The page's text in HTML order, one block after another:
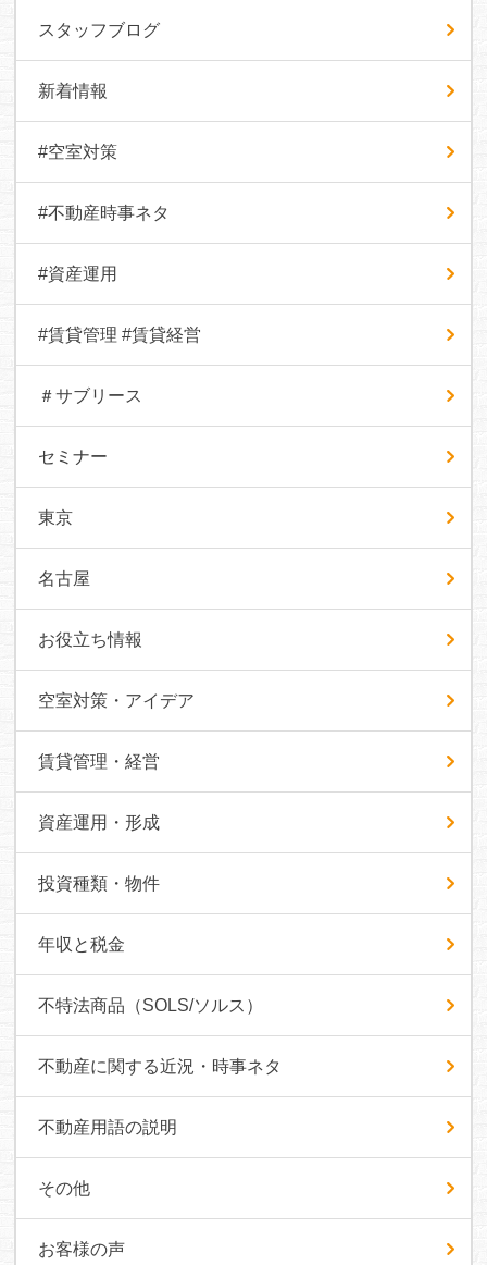
スタッフブログ
新着情報
#空室対策
#不動産時事ネタ
#資産運用
#賃貸管理 #賃貸経営
＃サブリース
セミナー
東京
名古屋
お役立ち情報
空室対策・アイデア
賃貸管理・経営
資産運用・形成
投資種類・物件
年収と税金
不特法商品（SOLS/ソルス）
不動産に関する近況・時事ネタ
不動産用語の説明
その他
お客様の声